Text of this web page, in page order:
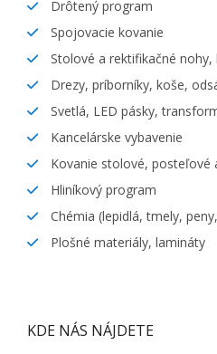
Drôtený program
Spojovacie kovanie
Stolové a rektifikačné nohy,
Drezy, príborníky, koše,
Svetlá, LED pásky,
Kancelárske vybavenie
Kovanie stolové, posteľové
Hliníkový program
Chémia (lepidlá, tmely,
Plošné materiály, lamináty
KDE NÁS NÁJDETE